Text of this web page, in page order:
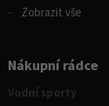
Zobrazit vše
Nákupní rádce
Vodní sporty